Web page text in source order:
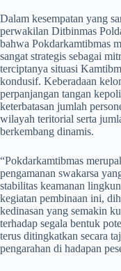
​Dalam kesempatan yang
perwakilan Ditbinmas
bahwa Pokdarkamtibmas
sangat strategis sebagai
terciptanya situasi
kondusif. Keberadaan
perpanjangan tangan
keterbatasan jumlah
wilayah teritorial serta
berkembang dinamis.
​“Pokdarkamtibmas
pengamanan swakarsa
stabilitas keamanan
kegiatan pembinaan ini,
kedinasan yang semakin
terhadap segala bentuk
terus ditingkatkan secara
pengarahan di hadapan